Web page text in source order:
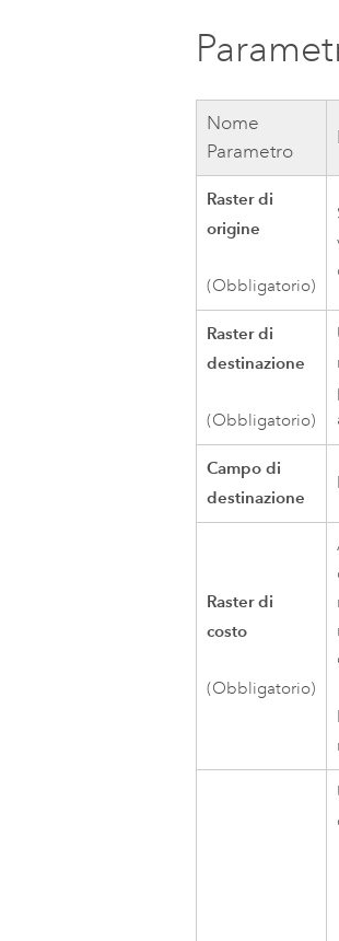
Nome
Parametro
Raster di
origine
(Obbligatorio)
Raster di
destinazione
(Obbligatorio)
Campo di
destinazione
Raster di
costo
(Obbligatorio)